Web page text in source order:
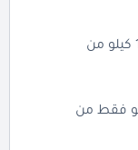
محافظة الإسكندرية تقع على بعد 107 كيلو من
تقطع مسافة 184 كيلو فقط من